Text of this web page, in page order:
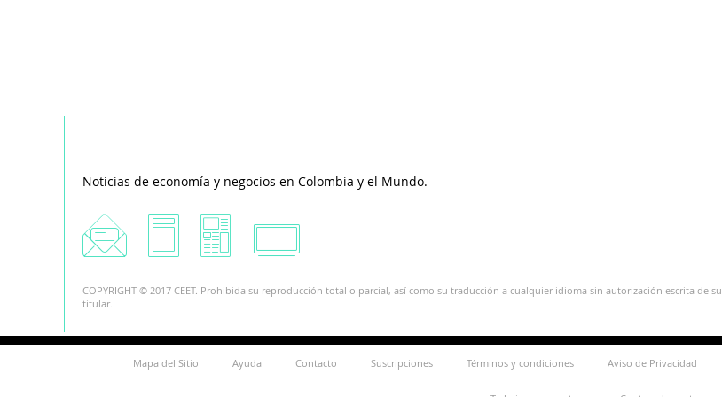
Noticias de economía y negocios en Colombia y el Mundo.
COPYRIGHT © 2017 CEET. Prohibida su reproducción total o parcial, así como su traducción a cualquier idioma sin autorización escrita de su
titular.
Mapa del Sitio Ayuda Contacto Suscripciones Términos y condiciones Aviso de Privacidad